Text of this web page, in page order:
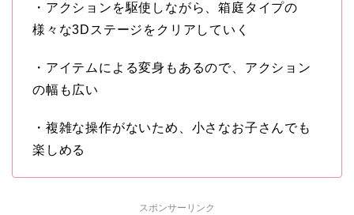
・アクションを駆使しながら、箱庭タイプの
様々な3Dステージをクリアしていく
・アイテムによる変身もあるので、アクション
の幅も広い
・複雑な操作がないため、小さなお子さんでも
楽しめる
スポンサーリンク